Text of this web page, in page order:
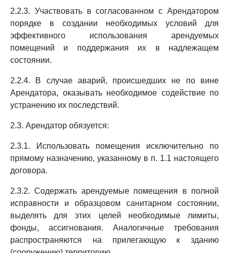
2.2.3. Участвовать в согласованном с Арендатором
порядке в создании необходимых условий для
эффективного использования арендуемых
помещений и поддержания их в надлежащем
состоянии.
2.2.4. В случае аварий, происшедших не по вине
Арендатора, оказывать необходимое содействие по
устранению их последствий.
2.3. Арендатор обязуется:
2.3.1. Использовать помещения исключительно по
прямому назначению, указанному в п. 1.1 настоящего
договора.
2.3.2. Содержать арендуемые помещения в полной
исправности и образцовом санитарном состоянии,
выделять для этих целей необходимые лимиты,
фонды, ассигнования. Аналогичные требования
распространяются на прилегающую к зданию